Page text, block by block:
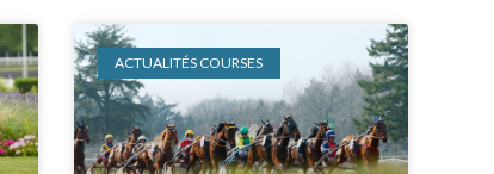
ACTUALITÉS COURSES